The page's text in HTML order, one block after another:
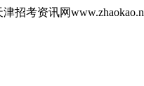
招考资讯网